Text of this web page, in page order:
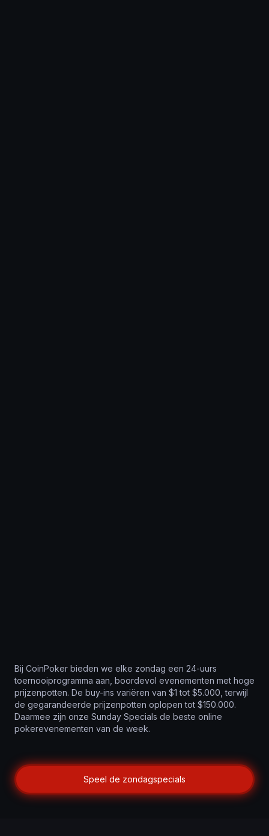
Bij CoinPoker bieden we elke zondag een 24-uurs
toernooiprogramma aan, boordevol evenementen met hoge
prijzenpotten. De buy-ins variëren van $1 tot $5.000, terwijl
de gegarandeerde prijzenpotten oplopen tot $150.000.
Daarmee zijn onze Sunday Specials de beste online
pokerevenementen van de week.
Speel de zondagspecials